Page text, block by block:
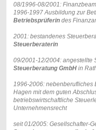
08/1996-08/2001:
1996-1997 Ausbildung zur
Betriebsprüferindes
2001: bestandenes
Steuerberaterin
09/2001-12/2004: angestellte
Steuerberatung GmbHin
1996-2006: nebenberufliches
Hagen mit dem guten
betriebswirtschaftliche
Unternehmensrecht
seit 01/2005: Gesellschafter-